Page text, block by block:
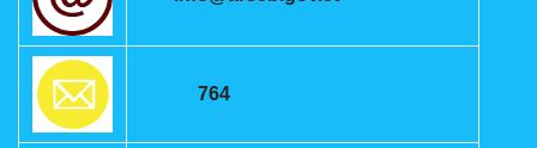
764